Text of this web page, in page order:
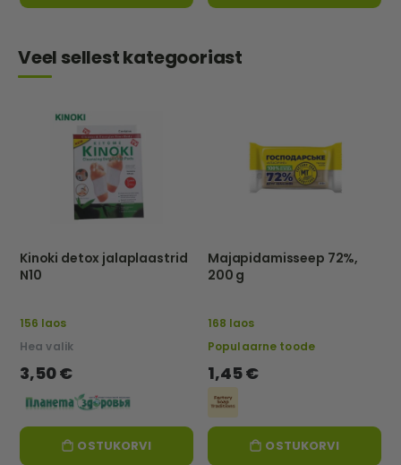
Veel sellest kategooriast
Kinoki detox jalaplaastrid
N10
156 laos
Hea valik
3,50 €
OSTUKORVI
Majapidamisseep 72%,
200 g
168 laos
Populaarne toode
1,45 €
OSTUKORVI